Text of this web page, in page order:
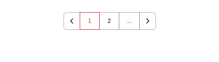
Previous
1 2 ...
Next